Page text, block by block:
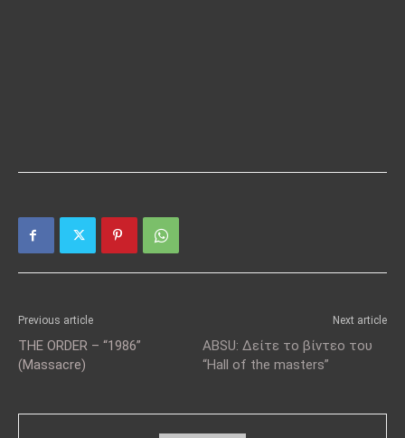
Previous article
THE ORDER – “1986”
(Massacre)
Next article
ABSU: Δείτε το βίντεο του
“Hall of the masters”